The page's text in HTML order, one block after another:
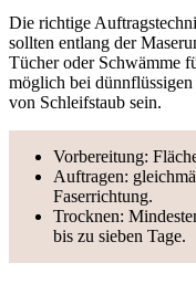
Die richtige
sollten entlang der
Tücher oder Schwämme
möglich bei
von Schleifstaub sein.
Vorbereitung:
Auftragen:
Faserrichtung.
Trocknen:
bis zu sieben Tage.